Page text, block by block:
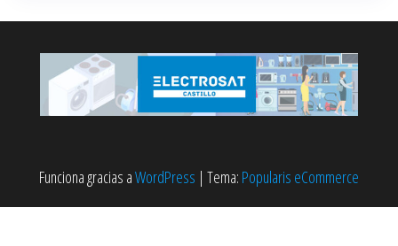
Funciona gracias aWordPress | Tema: Popularis eCommerce